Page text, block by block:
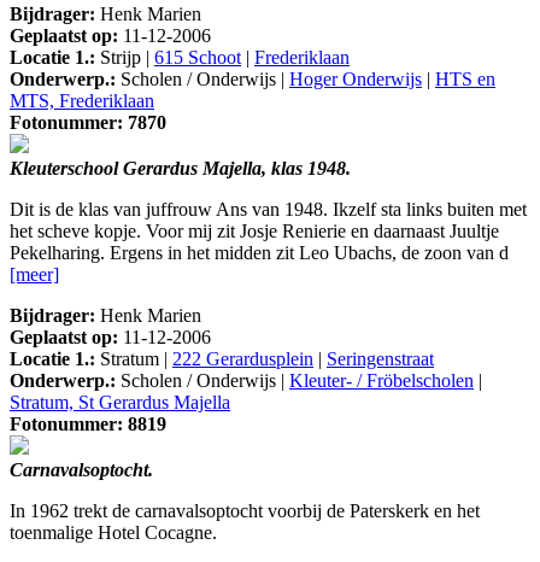
Bijdrager: Henk Marien
Geplaatst op: 11-12-2006
Locatie 1.: Strijp | 615 Schoot | Frederiklaan
Onderwerp.: Scholen / Onderwijs | Hoger Onderwijs | HTS en
MTS, Frederiklaan
Fotonummer: 7870
Kleuterschool Gerardus Majella, klas 1948.
Dit is de klas van juffrouw Ans van 1948. Ikzelf sta links buiten met
het scheve kopje. Voor mij zit Josje Renierie en daarnaast Juultje
Pekelharing. Ergens in het midden zit Leo Ubachs, de zoon van d
[meer]
Bijdrager: Henk Marien
Geplaatst op: 11-12-2006
Locatie 1.: Stratum | 222 Gerardusplein | Seringenstraat
Onderwerp.: Scholen / Onderwijs | Kleuter- / Fröbelscholen |
Stratum, St Gerardus Majella
Fotonummer: 8819
Carnavalsoptocht.
In 1962 trekt de carnavalsoptocht voorbij de Paterskerk en het
toenmalige Hotel Cocagne.